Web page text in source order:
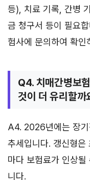
등), 치료 기록, 간병
금 청구서 등이 필요
험사에 문의하여 확인
Q4. 치매간병보
것이 더 유리할까
A4. 2026년에는 장기
추세입니다. 갱신형은
마다 보험료가 인상
니다.